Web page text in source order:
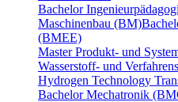
Bachelor
Maschinenbau (BM)
(BMEE)
Master Produkt- und
Wasserstoff- und
Hydrogen Technology
Bachelor Mechatronik